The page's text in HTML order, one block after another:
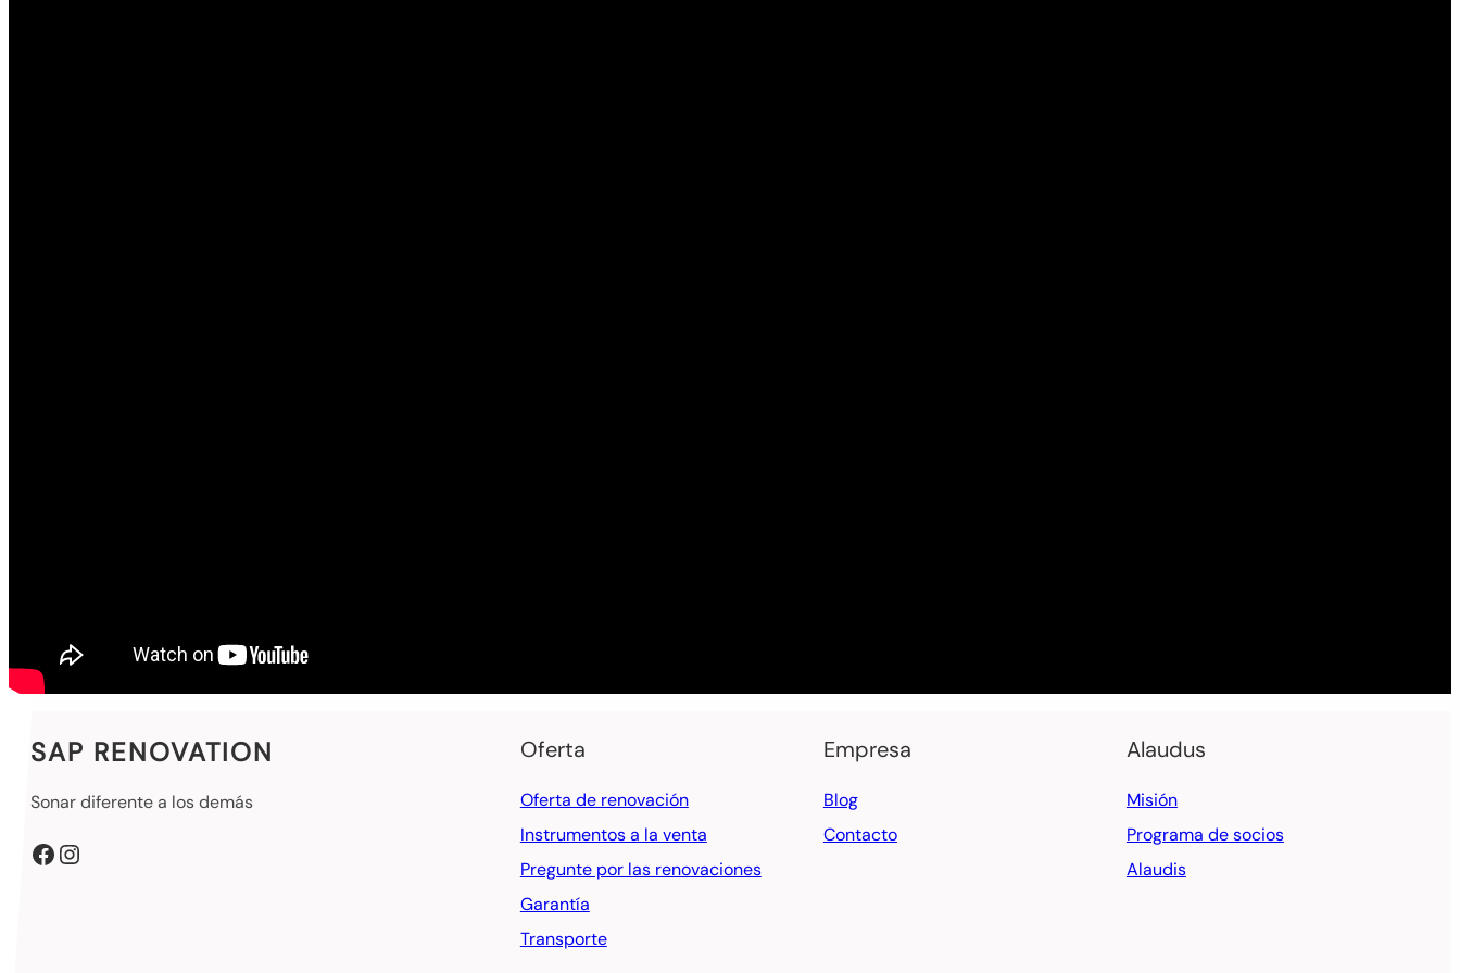
SAP RENOVATION
Sonar diferente a los demás
Facebook Instagram
Oferta
Oferta de renovación
Instrumentos a la venta
Pregunte por las renovaciones
Garantía
Transporte
Empresa
Blog
Contacto
Alaudus
Misión
Programa de socios
Alaudis